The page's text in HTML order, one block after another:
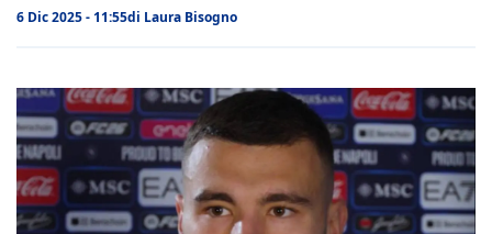
6 Dic 2025 - 11:55di Laura Bisogno